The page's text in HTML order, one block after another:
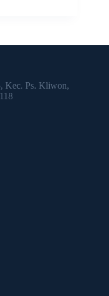
Kec. Ps. Kliwon,